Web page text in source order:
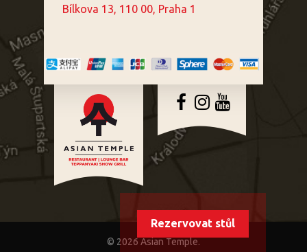
Bílkova 13, 110 00, Praha 1
© 2026 Asian Temple.
Rezervovat stůl